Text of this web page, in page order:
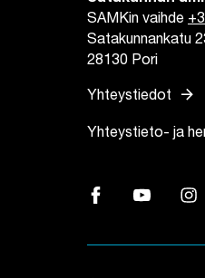
SAMKin vaihde
Satakunnankatu
28130 Pori
Yhteystiedot arrow_forward
Yhteystieto- ja
Facebook, Linkki
YouTube,